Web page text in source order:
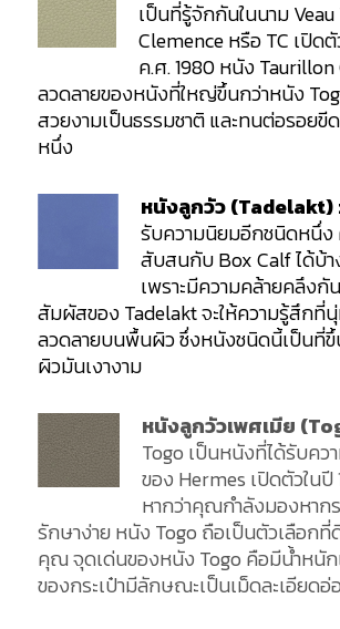
เป็นที่รู้จักกันในนาม
Clemence หรือ TC เปิด
ค.ศ. 1980 หนัง
ลวดลายของหนังที่ใหญ่ขึ้นกว่าหนัง
สวยงามเป็นธรรมชาติ และทนต่อรอยขี
หนึ่ง
หนังลูกวัว (Tadelakt)
รับความนิยมอีกชนิดหนึ่ง
สับสนกับ Box Calf ได้บ้า
เพราะมีความคล้ายคลึงกั
สัมผัสของ Tadelakt จะให้ความรู้สึกที่
ลวดลายบนพื้นผิว ซึ่งหนังชนิดนี้เป็นที่ขึ้
ผิวมันเงางาม
หนังลูกวัวเพศเมีย
Togo เป็นหนังที่ได้รับค
ของ Hermes เปิดตัวในปี
หากว่าคุณกำลังมองหาก
รักษาง่าย หนัง Togo ถือเป็นตัวเลือก
คุณ จุดเด่นของหนัง Togo คือมีน้ำหนัก
ของกระเป๋ามีลักษณะเป็นเม็ดละเอียด